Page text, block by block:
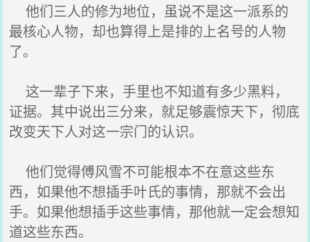
他们三人的修为地位，虽说不是这一派系的
最核心人物，却也算得上是排的上名号的人物
了。
这一辈子下来，手里也不知道有多少黑料，
证据。其中说出三分来，就足够震惊天下，彻底
改变天下人对这一宗门的认识。
他们觉得傅风雪不可能根本不在意这些东
西，如果他不想插手叶氏的事情，那就不会出
手。如果他想插手这些事情，那他就一定会想知
道这些东西。